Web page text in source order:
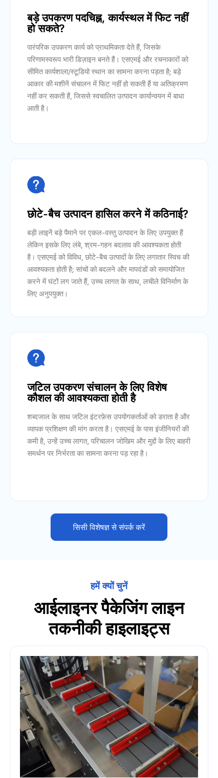
बड़े उपकरण पदचिह्न, कार्यस्थल में फिट नहीं
हो सकते?
पारंपरिक उपकरण कार्य को प्राथमिकता देते हैं, जिसके
परिणामस्वरूप भारी डिज़ाइन बनते हैं। एसएमई और रचनाकारों को
सीमित कार्यशाला/स्टूडियो स्थान का सामना करना पड़ता है; बड़े
आकार की मशीनें संचालन में फिट नहीं हो सकती हैं या अतिक्रमण
नहीं कर सकती हैं, जिससे स्वचालित उत्पादन कार्यान्वयन में बाधा
आती है।

छोटे-बैच उत्पादन हासिल करने में कठिनाई?
बड़ी लाइनें बड़े पैमाने पर एकल-वस्तु उत्पादन के लिए उपयुक्त हैं
लेकिन इसके लिए लंबे, श्रम-गहन बदलाव की आवश्यकता होती
है। एसएमई को विविध, छोटे-बैच उत्पादों के लिए लगातार स्विच की
आवश्यकता होती है; सांचों को बदलने और मापदंडों को समायोजित
करने में घंटों लग जाते हैं, उच्च लागत के साथ, लचीले विनिर्माण के
लिए अनुपयुक्त।

जटिल उपकरण संचालन के लिए विशेष
कौशल की आवश्यकता होती है
शब्दजाल के साथ जटिल इंटरफ़ेस उपयोगकर्ताओं को डराता है और
व्यापक प्रशिक्षण की मांग करता है। एसएमई के पास इंजीनियरों की
कमी है, उन्हें उच्च लागत, परिचालन जोखिम और मुद्दों के लिए बाहरी
समर्थन पर निर्भरता का सामना करना पड़ रहा है।
सिसी विशेषज्ञ से संपर्क करें
हमें क्यों चुनें
आईलाइनर पैकेजिंग लाइन
तकनीकी हाइलाइट्स